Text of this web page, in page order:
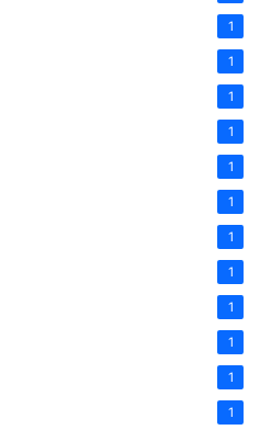
1
1
1
1
1
1
1
1
1
1
1
1